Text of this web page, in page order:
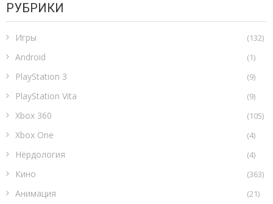
РУБРИКИ
Игры (132)
Android (1)
PlayStation 3 (9)
PlayStation Vita (9)
Xbox 360 (105)
Xbox One (4)
Нёрдология (4)
Кино (363)
Анимация (21)